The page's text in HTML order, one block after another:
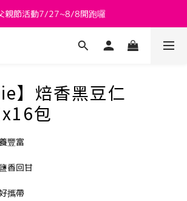
新會員送 $800購物金
親節活動7/27~8/8開跑囉
新會員送 $800購物金
】焙香黑豆仁
包
豐富
香回甘
攜帶